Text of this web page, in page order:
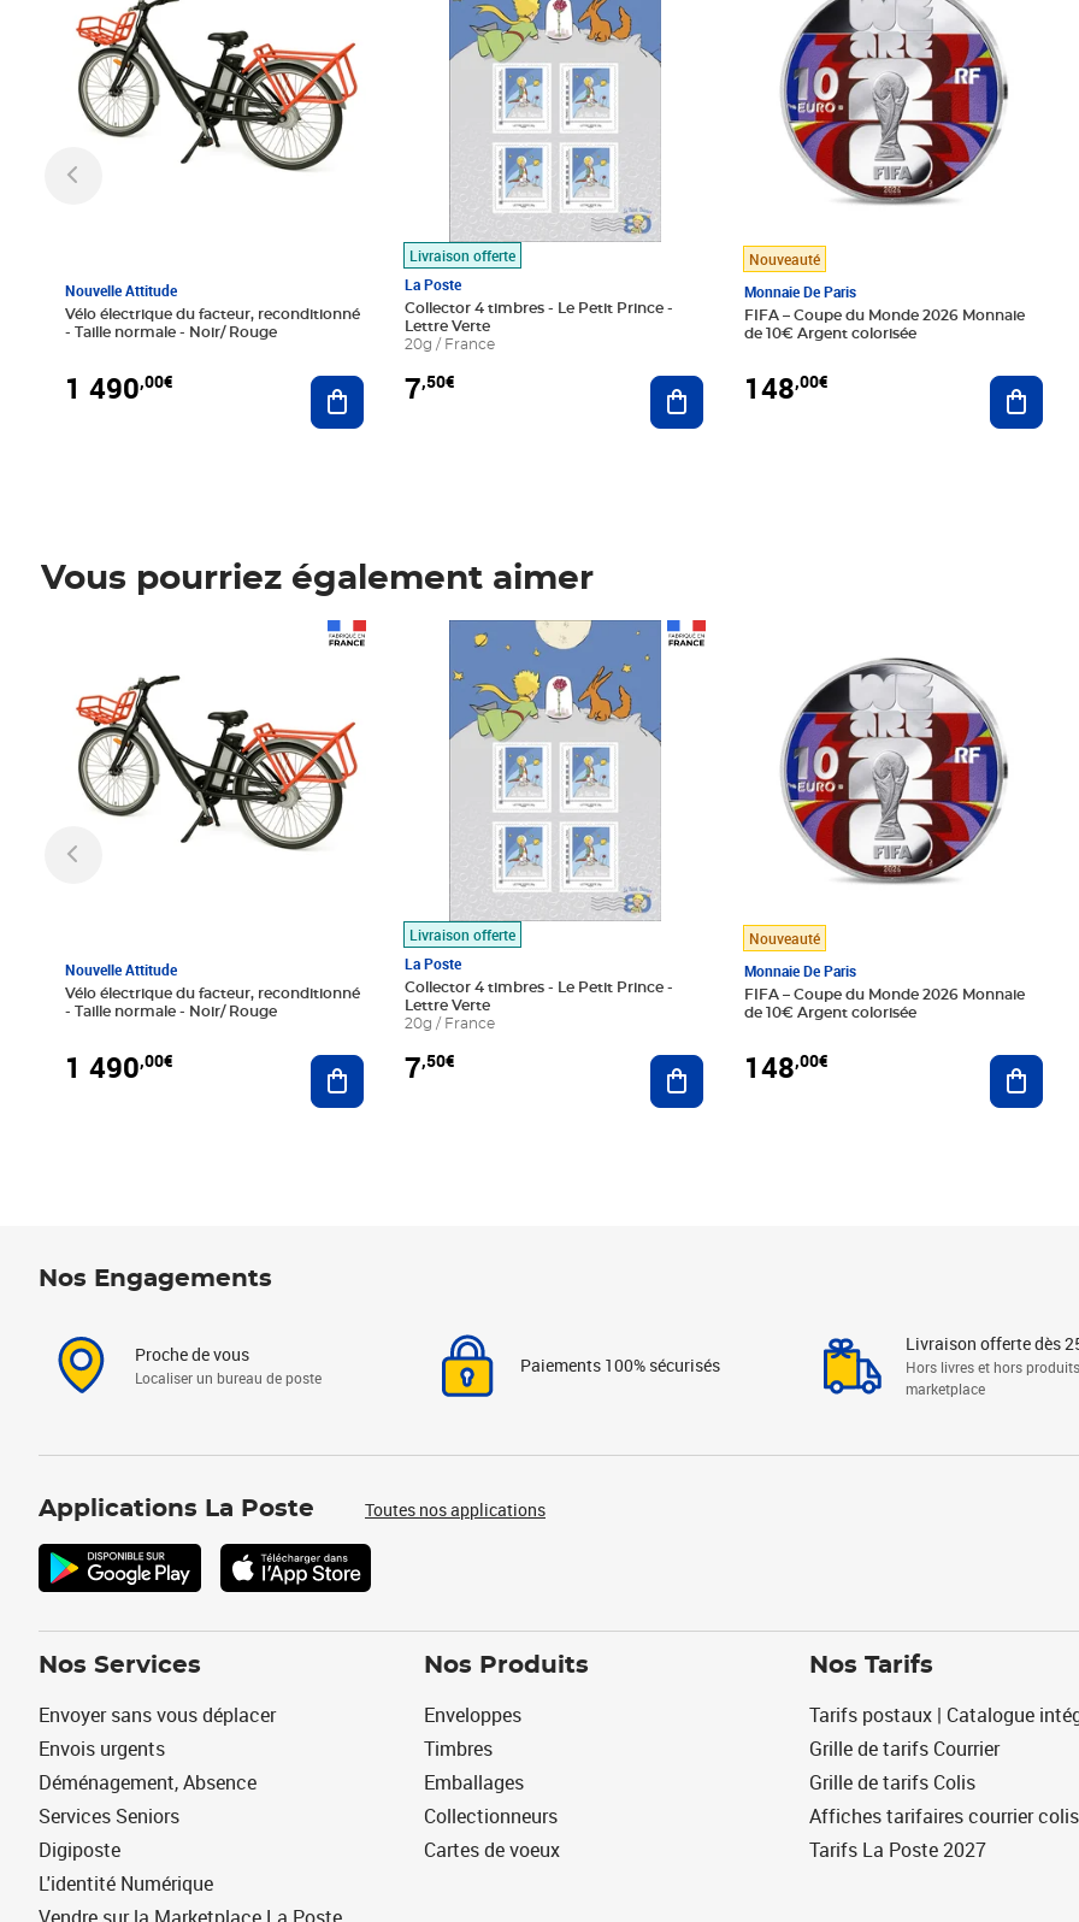
Nouvelle Attitude
Vélo électrique du facteur, reconditionné
- Taille normale - Noir/ Rouge
1 490,00€ Ajouter au panier
Livraison offerte
La Poste
Collector 4 timbres - Le Petit Prince -
Lettre Verte
20g / France
7,50€ Ajouter au panier
Nouveauté
Monnaie De Paris
FIFA – Coupe du Monde 2026 Monnaie
de 10€ Argent colorisée
148,00€
Vous pourriez également aimer
Nouvelle Attitude
Vélo électrique du facteur, reconditionné
- Taille normale - Noir/ Rouge
1 490,00€ Ajouter au panier
Livraison offerte
La Poste
Collector 4 timbres - Le Petit Prince -
Lettre Verte
20g / France
7,50€
Prix 7,50€
Ajouter au panier
Nouveauté
Monnaie De Paris
FIFA – Coupe du Monde 2026 Monnaie
de 10€ Argent colorisée
148,00€
Nos Engagements
Proche de vous
Localiser un bureau de poste
Paiements 100% sécurisés
Livraison offerte dès
Hors livres et hors produits
marketplace
Applications La Poste Toutes nos applications
Nos Services
Envoyer sans vous déplacer
Envois urgents
Déménagement, Absence
Services Seniors
Digiposte
L'identité Numérique
Nos Produits
Enveloppes
Timbres
Emballages
Collectionneurs
Cartes de voeux
Nos Tarifs
Tarifs postaux | Catalogue
Grille de tarifs Courrier
Grille de tarifs Colis
Affiches tarifaires courrier colis
Tarifs La Poste 2027